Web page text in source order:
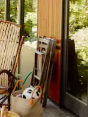
dolje, kao i